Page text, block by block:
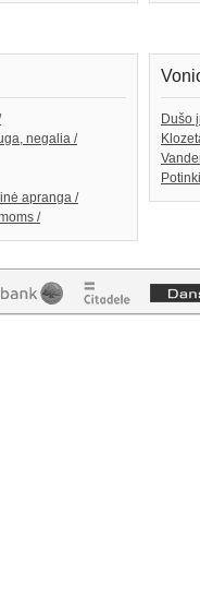
negalia /
apranga /
/
Dušo